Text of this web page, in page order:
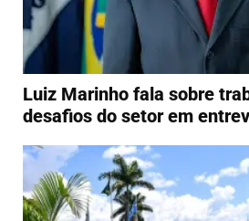
Luiz Marinho fala sobre
desafios do setor em